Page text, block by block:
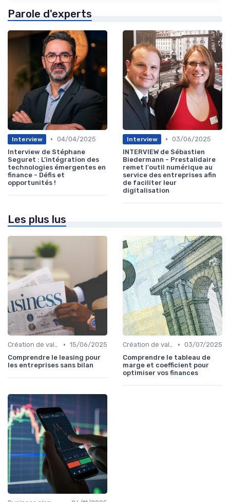
Parole d'experts
Interview • 04/04/2025
Interview de Stéphane
Seguret : L'intégration des
technologies émergentes en
finance - Défis et
opportunités !
Interview • 03/06/2025
INTERVIEW de Sébastien
Biedermann - Prestalidaire
remet l'outil numérique au
service des entreprises afin
de faciliter leur
digitalisation
Les plus lus
Création de valeur & rentabilité • 15/06/2025
Comprendre le leasing pour
les entreprises sans bilan
Création de valeur & rentabilité • 03/07/2025
Comprendre le tableau de
marge et coefficient pour
optimiser vos finances